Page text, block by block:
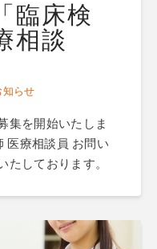
臨床検
相談
知らせ
集を開始いたしま
医療相談員 お問い
たしております。